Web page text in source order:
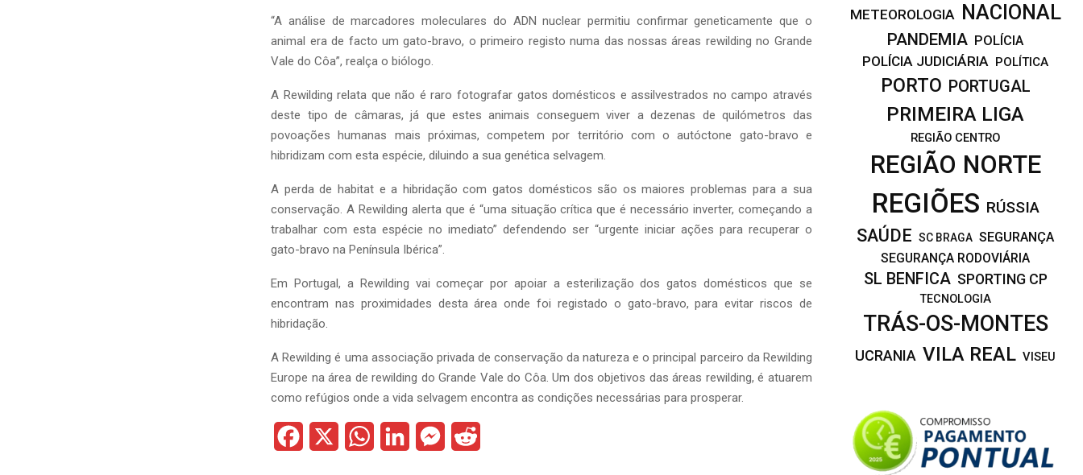
“A análise de marcadores moleculares do ADN nuclear permitiu confirmar geneticamente que o
animal era de facto um gato-bravo, o primeiro registo numa das nossas áreas rewilding no Grande
Vale do Côa”, realça o biólogo.
A Rewilding relata que não é raro fotografar gatos domésticos e assilvestrados no campo através
deste tipo de câmaras, já que estes animais conseguem viver a dezenas de quilómetros das
povoações humanas mais próximas, competem por território com o autóctone gato-bravo e
hibridizam com esta espécie, diluindo a sua genética selvagem.
A perda de habitat e a hibridação com gatos domésticos são os maiores problemas para a sua
conservação. A Rewilding alerta que é “uma situação crítica que é necessário inverter, começando a
trabalhar com esta espécie no imediato” defendendo ser “urgente iniciar ações para recuperar o
gato-bravo na Península Ibérica”.
Em Portugal, a Rewilding vai começar por apoiar a esterilização dos gatos domésticos que se
encontram nas proximidades desta área onde foi registado o gato-bravo, para evitar riscos de
hibridação.
A Rewilding é uma associação privada de conservação da natureza e o principal parceiro da Rewilding
Europe na área de rewilding do Grande Vale do Côa. Um dos objetivos das áreas rewilding, é atuarem
como refúgios onde a vida selvagem encontra as condições necessárias para prosperar.
W
M
METEOROLOGIA NACIONAL
PANDEMIA POLÍCIA
POLÍCIA JUDICIÁRIA POLÍTICA
PORTO PORTUGAL
PRIMEIRA LIGA
REGIÃO CENTRO
REGIÃO NORTE
REGIÕES RÚSSIA
SAÚDE SC BRAGA SEGURANÇA
SEGURANÇA RODOVIÁRIA
SL BENFICA SPORTING CP
TECNOLOGIA
TRÁS-OS-MONTES
UCRANIA VILA REAL VISEU